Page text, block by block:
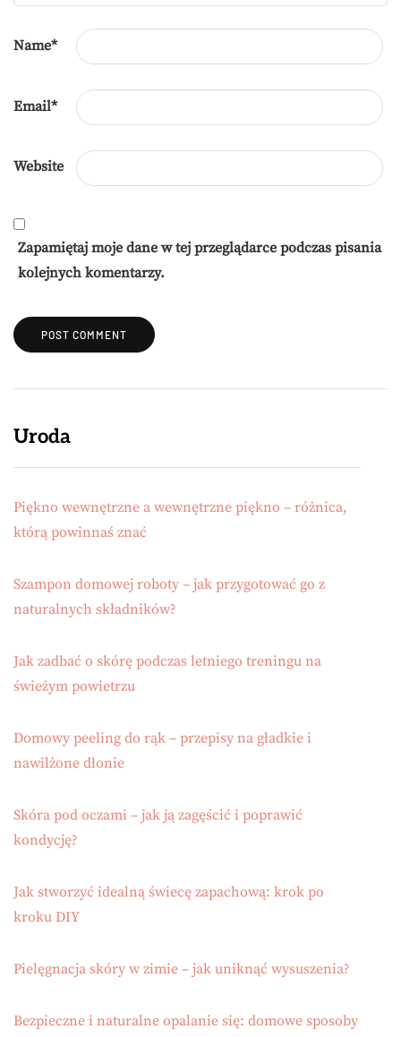
Name*
Email*
Website
Zapamiętaj moje dane w tej przeglądarce podczas pisania
kolejnych komentarzy.
Uroda
Piękno wewnętrzne a wewnętrzne piękno – różnica,
którą powinnaś znać
Szampon domowej roboty – jak przygotować go z
naturalnych składników?
Jak zadbać o skórę podczas letniego treningu na
świeżym powietrzu
Domowy peeling do rąk – przepisy na gładkie i
nawilżone dłonie
Skóra pod oczami – jak ją zagęścić i poprawić
kondycję?
Jak stworzyć idealną świecę zapachową: krok po
kroku DIY
Pielęgnacja skóry w zimie – jak uniknąć wysuszenia?
Bezpieczne i naturalne opalanie się: domowe sposoby